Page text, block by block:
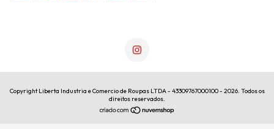
Copyright Liberta Industria e Comercio de Roupas LTDA - 43309767000100 - 2026. Todos os
direitos reservados.